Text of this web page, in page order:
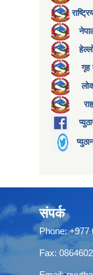
गृह
संपर्क
Phone: +977
Fax: